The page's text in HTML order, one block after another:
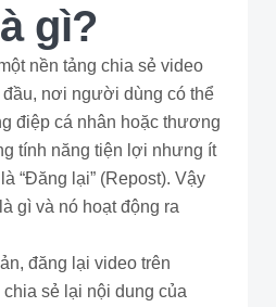
gì?
nền tảng chia sẻ video
nơi người dùng có thể
điệp cá nhân hoặc thương
tính năng tiện lợi nhưng ít
“Đăng lại” (Repost). Vậy
gì và nó hoạt động ra
đăng lại video trên
sẻ lại nội dung của